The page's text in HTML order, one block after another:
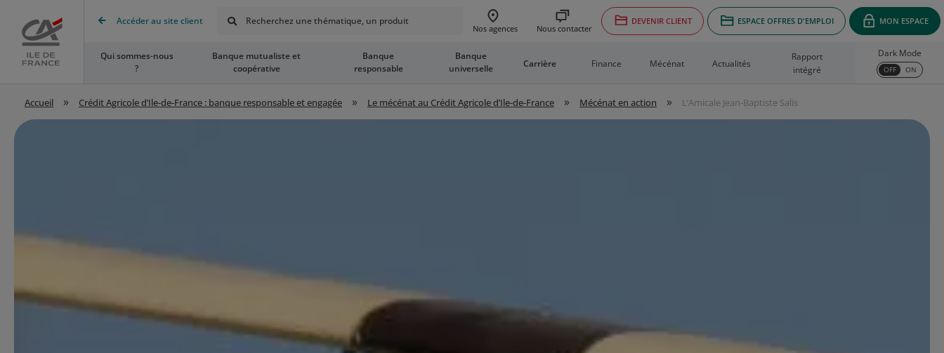
Accueil
Accéder au site client
Recherchez une thématique, un produit
Rechercher
Nos agences Nous contacter
DEVENIR CLIENT ESPACE OFFRES D'EMPLOI MON ESPACE
Qui sommes-nous
?
Banque mutualiste et
coopérative
Banque
responsable
Banque
universelle
Carrière Finance Mécénat Actualités
Rapport
intégré
Dark Mode
OFF ON
Accueil » Crédit Agricole d’Ile-de-France : banque responsable et engagée » Le mécénat au Crédit Agricole d’Ile-de-France » Mécénat en action » L’Amicale Jean-Baptiste Salis